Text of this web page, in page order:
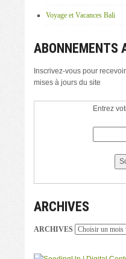
Voyage et Vacances Bali
ABONNEMENTS
Inscrivez-vous pour
mises à jours du site
Entrez
ARCHIVES
ARCHIVES